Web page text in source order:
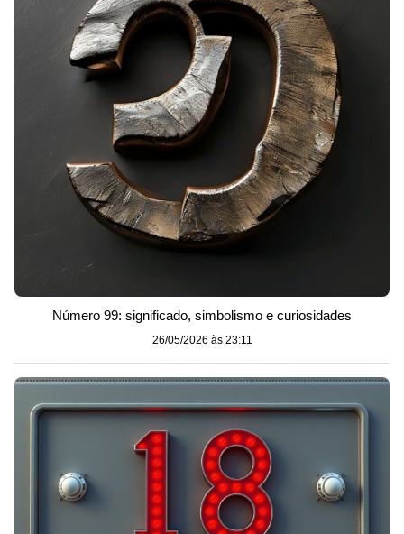
Número 99: significado, simbolismo e curiosidades
26/05/2026 às 23:11